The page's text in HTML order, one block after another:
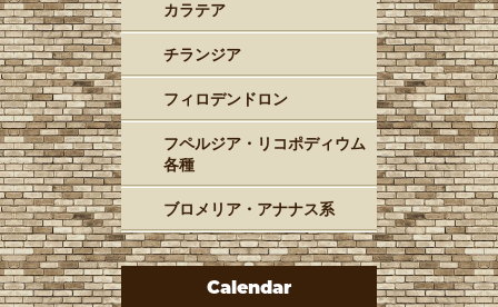
カラテア
チランジア
フィロデンドロン
フペルジア・リコポディウム
各種
ブロメリア・アナナス系
Calendar